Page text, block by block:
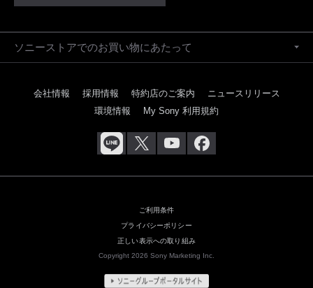
ソニーストアでのお買い物にあたって
会社情報 採用情報 特約店のご案内
ニュースリリース
環境情報
My Sony 利用規約
ご利用条件
プライバシーポリシー
正しい表示への取り組み
Copyright 2026 Sony Marketing Inc.